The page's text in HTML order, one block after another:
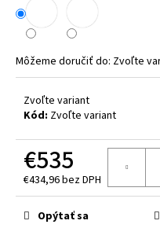
Môžeme doručiť do: Zvoľte
Zvoľte variant
Kód: Zvoľte variant
€535
€434,96 bez DPH
Jednotková
cena:Opýtať sa
č
a
m
e
CRUSSIS
ONE-
9.11-
(894
WH)
MODEL
2026
€2